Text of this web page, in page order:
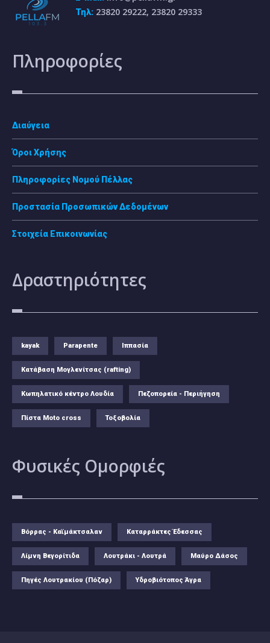
Τηλ: 23820 29222, 23820 29333
Πληροφορίες
Διαύγεια
Όροι Χρήσης
Πληροφορίες Νομού Πέλλας
Προστασία Προσωπικών Δεδομένων
Στοιχεία Επικοινωνίας
Δραστηριότητες
kayak Parapente Ιππασία
Κατάβαση Μογλενίτσας (rafting)
Κωπηλατικό κέντρο Λουδία Πεζοπορεία - Περιήγηση
Πίστα Moto cross Τοξοβολία
Φυσικές Ομορφιές
Βόρρας - Καϊμάκτσαλαν Καταρράκτες Έδεσσας
Λίμνη Βεγορίτιδα Λουτράκι - Λουτρά Μαύρο Δάσος
Πηγές Λουτρακίου (Πόζαρ) Υδροβιότοπος Άγρα